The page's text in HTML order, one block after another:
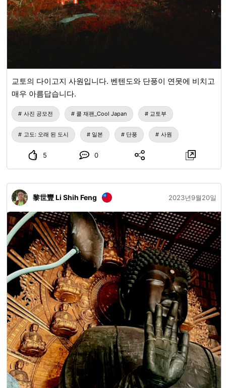
교토의 다이고지 사원입니다. 벤텐도와 단풍이 연못에 비치고
매우 아름답습니다.
사진 공모전 쿨 재팬_Cool Japan 교토부
고도: 오래 된 도시 일본 단풍 사원
5 0
黎世豐 Li Shih Feng 2023년9월20일